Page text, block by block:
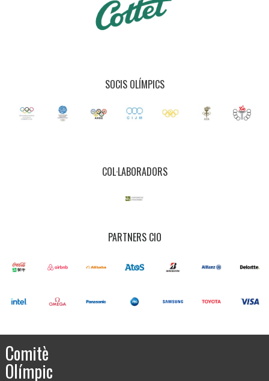
SOCIS OLÍMPICS
COL·LABORADORS
PARTNERS CIO
Comitè
Olímpic